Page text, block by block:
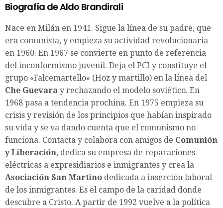
Biografía de Aldo Brandirali
Nace en Milán en 1941. Sigue la línea de su padre, que
era comunista, y empieza su actividad revolucionaria
en 1960. En 1967 se convierte en punto de referencia
del inconformismo juvenil. Deja el PCI y constituye el
grupo «Falcemartello» (Hoz y martillo) en la línea del
Che Guevara y rechazando el modelo soviético. En
1968 pasa a tendencia prochina. En 1975 empieza su
crisis y revisión de los principios que habían inspirado
su vida y se va dando cuenta que el comunismo no
funciona. Contacta y colabora con amigos de Comunión
y Liberación, dedica su empresa de reparaciones
eléctricas a expresidiarios e inmigrantes y crea la
Asociación San Martino dedicada a inserción laboral
de los inmigrantes. Es el campo de la caridad donde
descubre a Cristo. A partir de 1992 vuelve a la política